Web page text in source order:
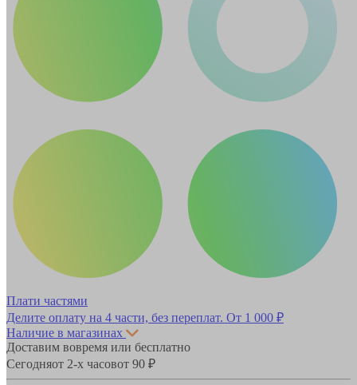
Плати частями
Делите оплату на 4 части, без переплат. От 1 000 ₽
Наличие в магазинах
Доставим вовремя или бесплатно
Сегодняот 2-х часовот 90 ₽